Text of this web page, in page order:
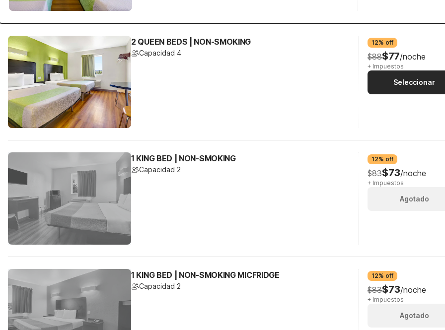
2 QUEEN BEDS | NON-SMOKING
Capacidad 4
12% off
$88$77/noche
+ Impuestos
Seleccionar
1 KING BED | NON-SMOKING
Capacidad 2
12% off
$83$73/noche
+ Impuestos
Agotado
1 KING BED | NON-SMOKING MICFRIDGE
Capacidad 2
12% off
$83$73/noche
+ Impuestos
Agotado